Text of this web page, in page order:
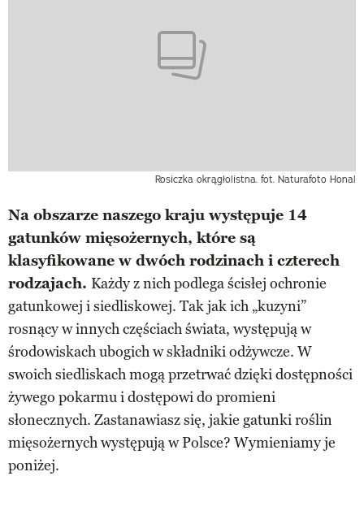
Rosiczka okrągłolistna. fot. Naturafoto Honal
Na obszarze naszego kraju występuje 14
gatunków mięsożernych, które są
klasyfikowane w dwóch rodzinach i czterech
rodzajach. Każdy z nich podlega ścisłej ochronie
gatunkowej i siedliskowej. Tak jak ich „kuzyni”
rosnący w innych częściach świata, występują w
środowiskach ubogich w składniki odżywcze. W
swoich siedliskach mogą przetrwać dzięki dostępności
żywego pokarmu i dostępowi do promieni
słonecznych. Zastanawiasz się, jakie gatunki roślin
mięsożernych występują w Polsce? Wymieniamy je
poniżej.